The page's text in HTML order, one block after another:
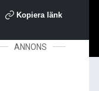
Kopiera länk
ANNONS